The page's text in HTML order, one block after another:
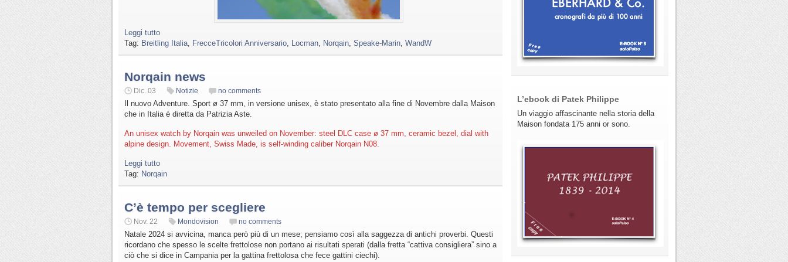
Leggi tutto
Tag: Breitling Italia FrecceTricolori Anniversario Locman Norqain Speake-Marin WandW
Norqain news
Dic. 03 Notizie no comments
Il nuovo Adventure. Sport ø 37 mm, in versione unisex, è stato presentato alla fine di Novembre dalla Maison
che in Italia è diretta da Patrizia Aste.
An unisex watch by Norqain was unweiled on November: steel DLC case ø 37 mm, ceramic bezel, dial with
alpine design. Movement, Swiss Made, is self-winding caliber Norqain N08.
Leggi tutto
Tag: Norqain
C’è tempo per scegliere
Nov. 22 Mondovision no comments
Natale 2024 si avvicina, manca però più di un mese; pensiamo così alla saggezza di antichi proverbi. Questi
ricordano che spesso le scelte frettolose non portano ai risultati sperati (dalla fretta “cattiva consigliera” sino a
ciò che si dice in Campania per la gattina frettolosa che fece gattini ciechi).
L’ebook di Patek Philippe
Un viaggio affascinante nella storia della
Maison fondata 175 anni or sono.